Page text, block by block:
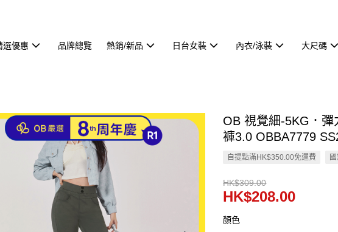
選優惠 品牌總覽 熱銷/新品 日台女裝 內衣/泳裝 大尺碼
OB 視覺細-5KG．
褲3.0 OBBA7779
自提點滿HK$350.00免運費
HK$309.00
HK$208.00
顏色